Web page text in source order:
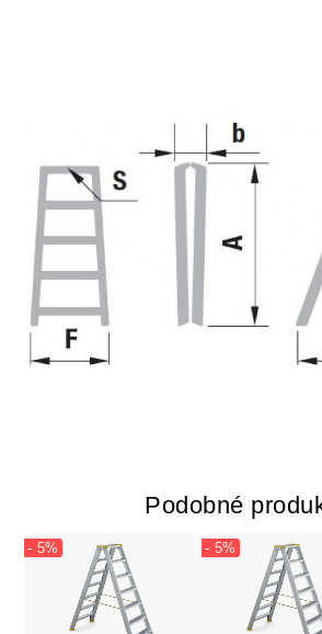
Podobné
- 5% - 5%